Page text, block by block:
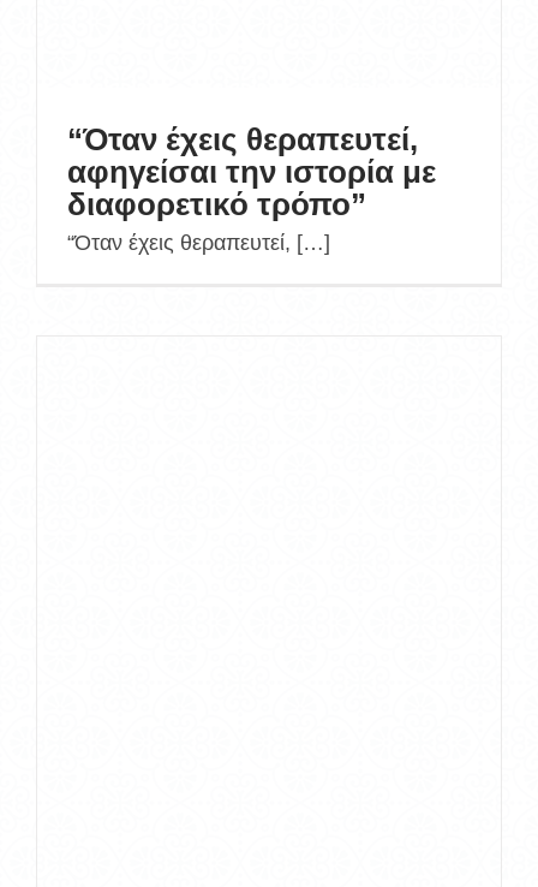
“Όταν έχεις θεραπευτεί,
αφηγείσαι την ιστορία με
διαφορετικό τρόπο”
“Όταν έχεις θεραπευτεί, […]